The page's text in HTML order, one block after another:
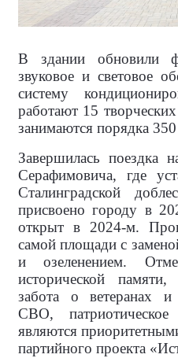
В здании обновили
звуковое и световое
систему
работают 15
занимаются порядка
Завершилась поездка
Серафимовича, где
Сталинградской
присвоено городу в
открыт в 2024-м.
самой площади с
и озеленением.
исторической памяти,
забота о ветеранах и
СВО,
являются
партийного проекта